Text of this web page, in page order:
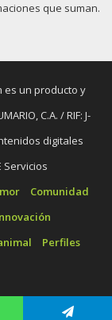
que suman.
es un producto y
C.A. / RIF: J-
digitales
Servicios
Comunidad
Perfiles